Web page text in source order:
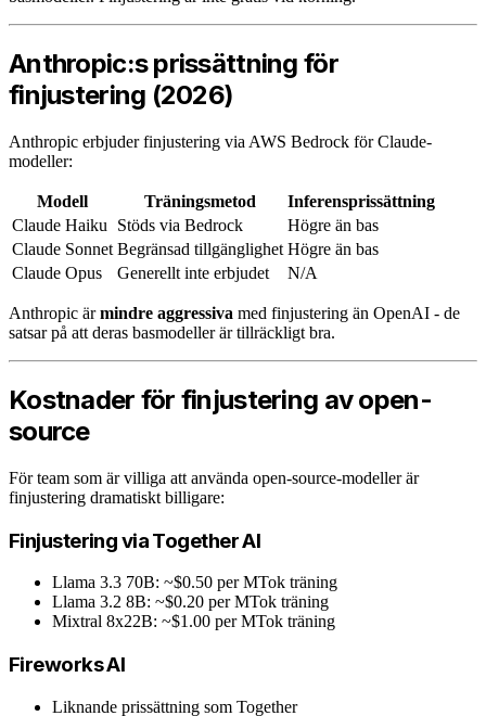
Anthropic:s prissättning för
finjustering (2026)
Anthropic erbjuder finjustering via AWS Bedrock för Claude-
modeller:
Modell Träningsmetod
Inferensprissättning
Claude Haiku
Stöds via Bedrock
Högre än bas
Claude Sonnet Begränsad tillgänglighet Högre än bas
Claude Opus
Generellt inte erbjudet N/A
Anthropic ärmindre aggressiva med finjustering än OpenAI - de
satsar på att deras basmodeller är tillräckligt bra.
Kostnader för finjustering av open-
source
För team som är villiga att använda open-source-modeller är
finjustering dramatiskt billigare:
Finjustering via Together AI
Llama 3.3 70B: ~$0.50 per MTok träning
Llama 3.2 8B: ~$0.20 per MTok träning
Mixtral 8x22B: ~$1.00 per MTok träning
Fireworks AI
Liknande prissättning som Together